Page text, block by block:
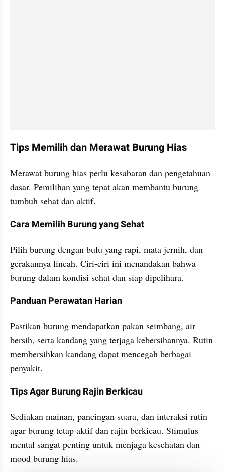
Tips Memilih dan Merawat Burung Hias
Merawat burung hias perlu kesabaran dan pengetahuan
dasar. Pemilihan yang tepat akan membantu burung
tumbuh sehat dan aktif.
Cara Memilih Burung yang Sehat
Pilih burung dengan bulu yang rapi, mata jernih, dan
gerakannya lincah. Ciri-ciri ini menandakan bahwa
burung dalam kondisi sehat dan siap dipelihara.
Panduan Perawatan Harian
Pastikan burung mendapatkan pakan seimbang, air
bersih, serta kandang yang terjaga kebersihannya. Rutin
membersihkan kandang dapat mencegah berbagai
penyakit.
Tips Agar Burung Rajin Berkicau
Sediakan mainan, pancingan suara, dan interaksi rutin
agar burung tetap aktif dan rajin berkicau. Stimulus
mental sangat penting untuk menjaga kesehatan dan
mood burung hias.